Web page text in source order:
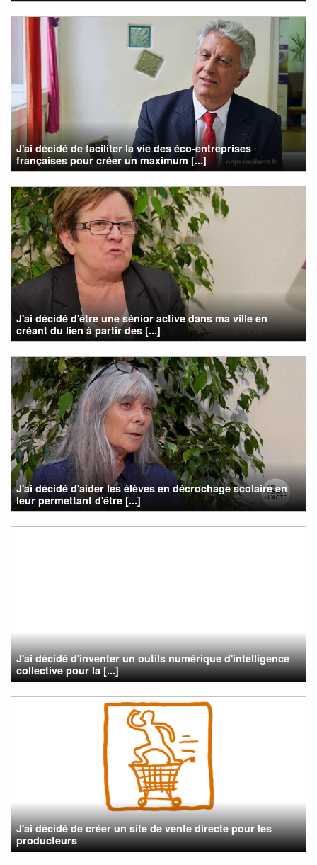
J'ai décidé de faciliter la vie des éco-entreprises
françaises pour créer un maximum [...]
J'ai décidé d'être une sénior active dans ma ville en
créant du lien à partir des [...]
J'ai décidé d'aider les élèves en décrochage scolaire en
leur permettant d'être [...]
J'ai décidé d'inventer un outils numérique d'intelligence
collective pour la [...]
J'ai décidé de créer un site de vente directe pour les
producteurs